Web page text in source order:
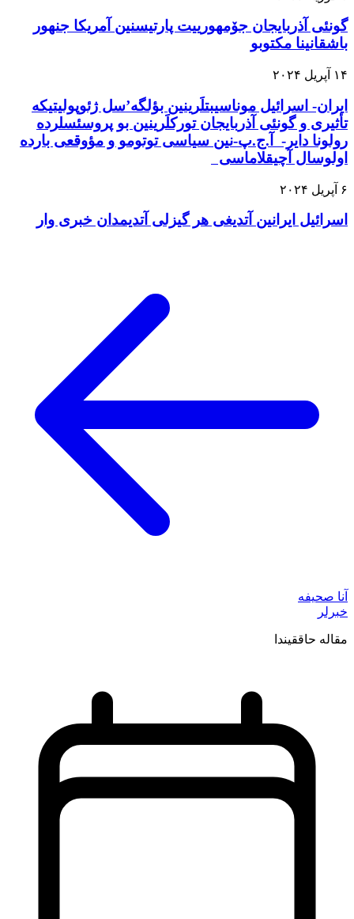
گونئی آذربایجان جۆمهورییت پارتیسنین آمریکا جنهور
باشقانینا مکتوبو
۱۴ آپریل ۲۰۲۴
ایران- اسرائیل موناسیبتلَرینین بؤلگه’سل ژئوپولیتیکه
تأثیری و گونئی آذربایجان تورکلَرینین بو پروسئسلرده
رولونا دایر- آ.ج.پ-نین سیاسی توتومو و مؤوقعی بارده
اولوسال آچیقلاماسی
۶ آپریل ۲۰۲۴
اسرائیل ایرانین آتدیغی هر گیزلی آتدیمدان خبری وار
آنا صحیفه
خبرلر
مقاله حاققیندا